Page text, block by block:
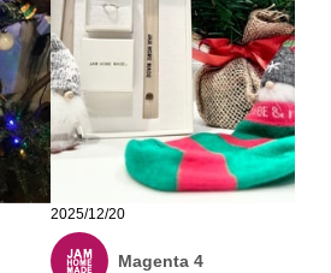
2025/12/20
Magenta 4